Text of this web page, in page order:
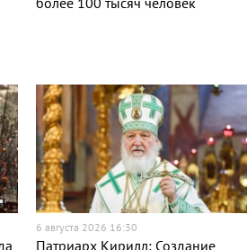
более 100 тысяч человек
6 августа 2026 16:30
Патриарх Кирилл: Создание